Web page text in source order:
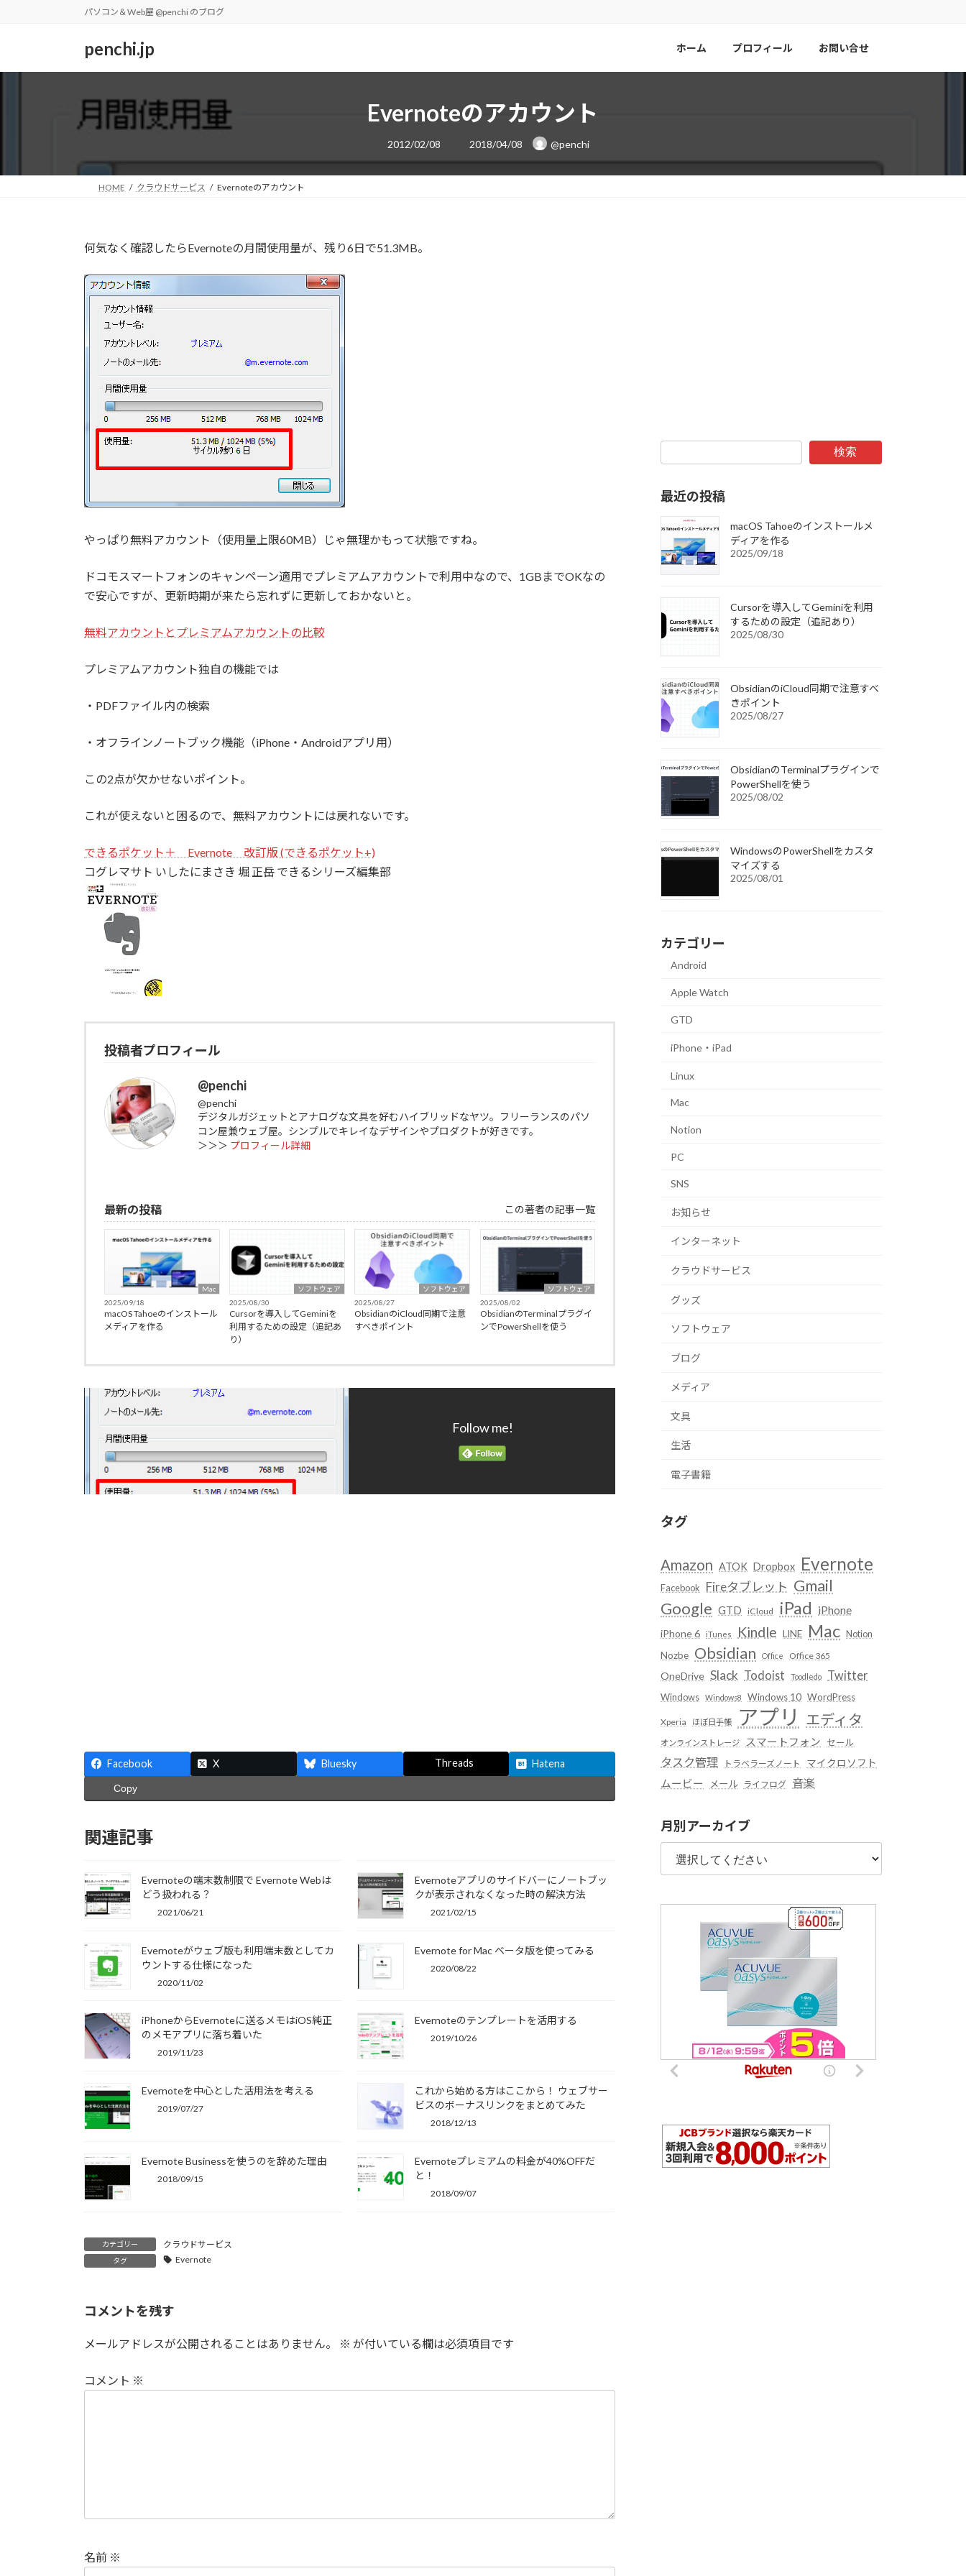
パソコン＆Web屋 @penchi のブログ
penchi.jp ホーム プロフィール お問い合せ
Evernoteのアカウント
2012/02/08
最
終
日
2018/04/08 @penchi
HOME クラウドサービス Evernoteのアカウント
何気なく確認したらEvernoteの月間使用量が、残り6日で51.3MB。
やっぱり無料アカウント（使用量上限60MB）じゃ無理かもって状態ですね。
ドコモスマートフォンのキャンペーン適用でプレミアムアカウントで利用中なので、1GBまでOKなの
で安心ですが、更新時期が来たら忘れずに更新しておかないと。
無料アカウントとプレミアムアカウントの比較
プレミアムアカウント独自の機能では
・PDFファイル内の検索
・オフラインノートブック機能（iPhone・Androidアプリ用）
この2点が欠かせないポイント。
これが使えないと困るので、無料アカウントには戻れないです。
できるポケット＋ Evernote 改訂版 (できるポケット+)
コグレマサト いしたにまさき 堀 正岳 できるシリーズ編集部
投稿者プロフィール
@penchi
@penchi
デジタルガジェットとアナログな文具を好むハイブリッドなヤツ。フリーランスのパソ
コン屋兼ウェブ屋。シンプルでキレイなデザインやプロダクトが好きです。
＞＞＞ プロフィール詳細
最新の投稿 この著者の記事一覧
Mac
2025/09/18
macOS Tahoeのインストール
メディアを作る
ソフトウェア
2025/08/30
Cursorを導入してGeminiを
利用するための設定（追記あ
り）
ソフトウェア
2025/08/27
ObsidianのiCloud同期で注意
すべきポイント
ソフトウェア
2025/08/02
ObsidianのTerminalプラグイ
ンでPowerShellを使う
Follow me!
Facebook X Bluesky Threads Hatena
Copy
関連記事
Evernoteの端末数制限で Evernote Webは
どう扱われる？
2021/06/21
Evernoteアプリのサイドバーにノートブッ
クが表示されなくなった時の解決方法
2021/02/15
Evernoteがウェブ版も利用端末数としてカ
ウントする仕様になった
2020/11/02
Evernote for Mac ベータ版を使ってみる
2020/08/22
iPhoneからEvernoteに送るメモはiOS純正
のメモアプリに落ち着いた
2019/11/23
Evernoteのテンプレートを活用する
2019/10/26
Evernoteを中心とした活用法を考える
2019/07/27
これから始める方はここから！ ウェブサー
ビスのボーナスリンクをまとめてみた
2018/12/13
Evernote Businessを使うのを辞めた理由
2018/09/15
Evernoteプレミアムの料金が40%OFFだ
と！
2018/09/07
カテゴリー クラウドサービス
タグ Evernote
コメントを残す
メールアドレスが公開されることはありません。 ※ が付いている欄は必須項目です
コメント ※
名前 ※
検索
最近の投稿
macOS Tahoeのインストールメ
ディアを作る
2025/09/18
Cursorを導入してGeminiを利用
するための設定（追記あり）
2025/08/30
ObsidianのiCloud同期で注意すべ
きポイント
2025/08/27
ObsidianのTerminalプラグインで
PowerShellを使う
2025/08/02
WindowsのPowerShellをカスタ
マイズする
2025/08/01
カテゴリー
Android
Apple Watch
GTD
iPhone・iPad
Linux
Mac
Notion
PC
SNS
お知らせ
インターネット
クラウドサービス
グッズ
ソフトウェア
ブログ
メディア
文具
生活
電子書籍
タグ
Amazon ATOK Dropbox Evernote
Facebook Fireタブレット Gmail
Google GTD iCloud iPad iPhone
iPhone 6 iTunes Kindle LINE Mac Notion
Nozbe Obsidian Office Office 365
OneDrive Slack Todoist Toodledo Twitter
Windows Windows8 Windows 10 WordPress
Xperia ほぼ日手帳 アプリ エディタ
オンラインストレージ スマートフォン セール
タスク管理 トラベラーズノート マイクロソフト
ムービー メール ライフログ 音楽
月別アーカイブ